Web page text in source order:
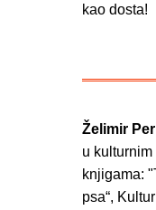
kao dosta!
Želimir
u
knjigama:
psa“,